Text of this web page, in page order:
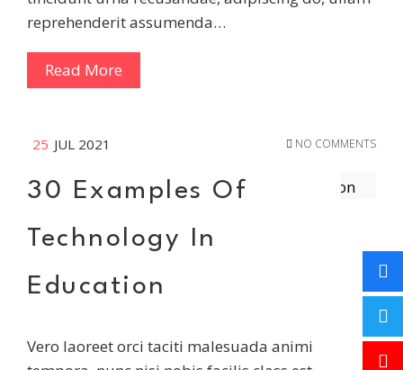
reprehenderit assumenda…
Read More
25 JUL 2021 NO COMMENTS
30 Examples Of
Technology In
Education
Vero laoreet orci taciti malesuada animi